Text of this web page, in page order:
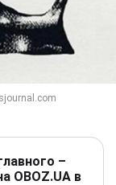
–
OBOZ.UA в